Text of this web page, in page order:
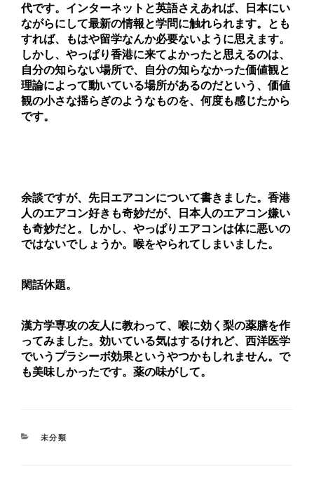
代です。インターネットと英語さえあれば、日本にい
ながらにして最新の情報と学問に触れられます。とも
すれば、もはや留学なんか必要ないように思えます。
しかし、やっぱり香港に来てよかったと思えるのは、
自分の知らない場所で、自分の知らなかった価値観と
理論によって動いている場所があるのだという、価値
観の小さな揺らぎのようなものを、何度も感じたから
です。
余談ですが、先日エアコンについて書きました。香港
人のエアコン好きも奇妙だが、日本人のエアコン嫌い
も奇妙だと。しかし、やっぱりエアコンは体に悪いの
ではないでしょうか。喉をやられてしまいました。
閑話休題。
漢方学専攻の友人に教わって、喉に効く梨の薬膳を作
ってみました。効いている気はするけれど、西洋医学
でいうプラシーボ効果というやつかもしれません。で
も美味しかったです。薬の味がして。
未分類